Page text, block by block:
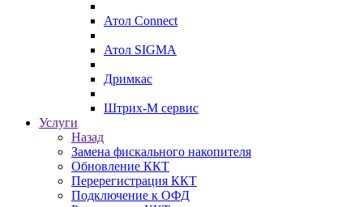
Атол Connect
Атол SIGMA
Дримкас
Штрих-М сервис
Услуги
Назад
Замена фискального накопителя
Обновление ККТ
Перерегистрация ККТ
Подключение к ОФД